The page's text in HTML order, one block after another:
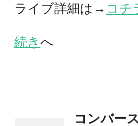
ライブ詳細は→ コチ
続き へ
コンバー